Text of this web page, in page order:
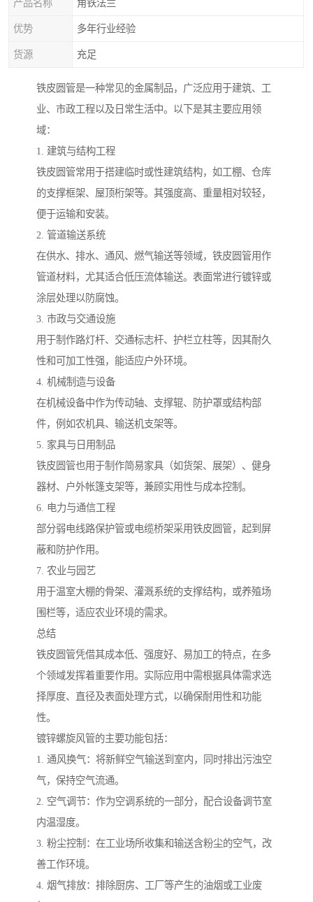
产品名称 角铁法兰
优势 多年行业经验
货源 充足
铁皮圆管是一种常见的金属制品，广泛应用于建筑、工
业、市政工程以及日常生活中。以下是其主要应用领
域：
1. 建筑与结构工程
铁皮圆管常用于搭建临时或性建筑结构，如工棚、仓库
的支撑框架、屋顶桁架等。其强度高、重量相对较轻，
便于运输和安装。
2. 管道输送系统
在供水、排水、通风、燃气输送等领域，铁皮圆管用作
管道材料，尤其适合低压流体输送。表面常进行镀锌或
涂层处理以防腐蚀。
3. 市政与交通设施
用于制作路灯杆、交通标志杆、护栏立柱等，因其耐久
性和可加工性强，能适应户外环境。
4. 机械制造与设备
在机械设备中作为传动轴、支撑辊、防护罩或结构部
件，例如农机具、输送机支架等。
5. 家具与日用制品
铁皮圆管也用于制作简易家具（如货架、展架）、健身
器材、户外帐篷支架等，兼顾实用性与成本控制。
6. 电力与通信工程
部分弱电线路保护管或电缆桥架采用铁皮圆管，起到屏
蔽和防护作用。
7. 农业与园艺
用于温室大棚的骨架、灌溉系统的支撑结构，或养殖场
围栏等，适应农业环境的需求。
总结
铁皮圆管凭借其成本低、强度好、易加工的特点，在多
个领域发挥着重要作用。实际应用中需根据具体需求选
择厚度、直径及表面处理方式，以确保耐用性和功能
性。
镀锌螺旋风管的主要功能包括：
1. 通风换气：将新鲜空气输送到室内，同时排出污浊空
气，保持空气流通。
2. 空气调节：作为空调系统的一部分，配合设备调节室
内温湿度。
3. 粉尘控制：在工业场所收集和输送含粉尘的空气，改
善工作环境。
4. 烟气排放：排除厨房、工厂等产生的油烟或工业废